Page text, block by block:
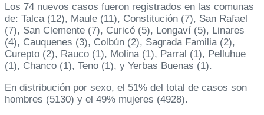
Los 74 nuevos casos fueron registrados en las comunas
de: Talca (12), Maule (11), Constitución (7), San Rafael
(7), San Clemente (7), Curicó (5), Longaví (5), Linares
(4), Cauquenes (3), Colbún (2), Sagrada Familia (2),
Curepto (2), Rauco (1), Molina (1), Parral (1), Pelluhue
(1), Chanco (1), Teno (1), y Yerbas Buenas (1).
En distribución por sexo, el 51% del total de casos son
hombres (5130) y el 49% mujeres (4928).